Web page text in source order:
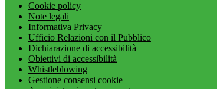
Cookie policy
Note legali
Informativa Privacy
Ufficio Relazioni con il Pubblico
Dichiarazione di accessibilità
Obiettivi di accessibilità
Whistleblowing
Gestione consensi cookie